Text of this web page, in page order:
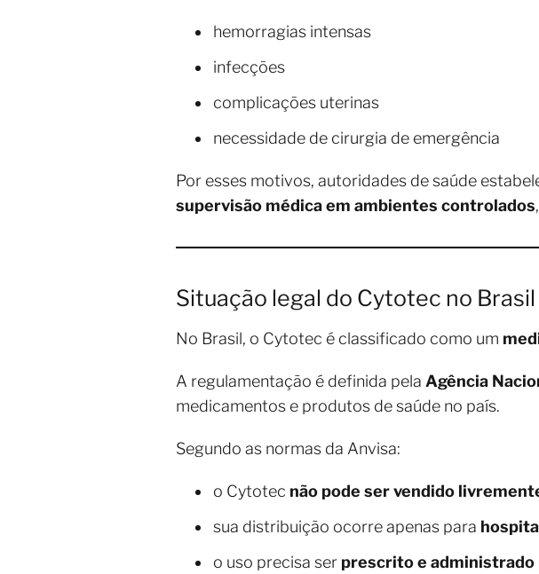
hemorragias intensas
infecções
complicações uterinas
necessidade de cirurgia de emergência
Por esses motivos, autoridades de saúde
supervisão médica em ambientes controlados
Situação legal do Cytotec no Brasil
No Brasil, o Cytotec é classificado como um
A regulamentação é definida pela Agência
medicamentos e produtos de saúde no país.
Segundo as normas da Anvisa:
o Cytotec não pode ser vendido
sua distribuição ocorre apenas para
o uso precisa ser prescrito e administrado